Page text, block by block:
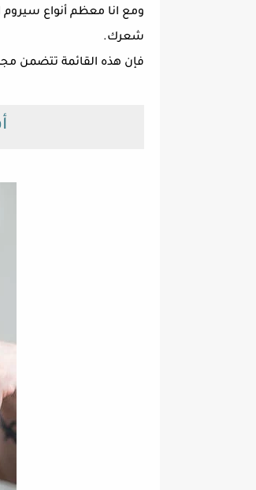
ومع انا معظم أنواع
شعرك.
فإن هذه القائمة تتضمن